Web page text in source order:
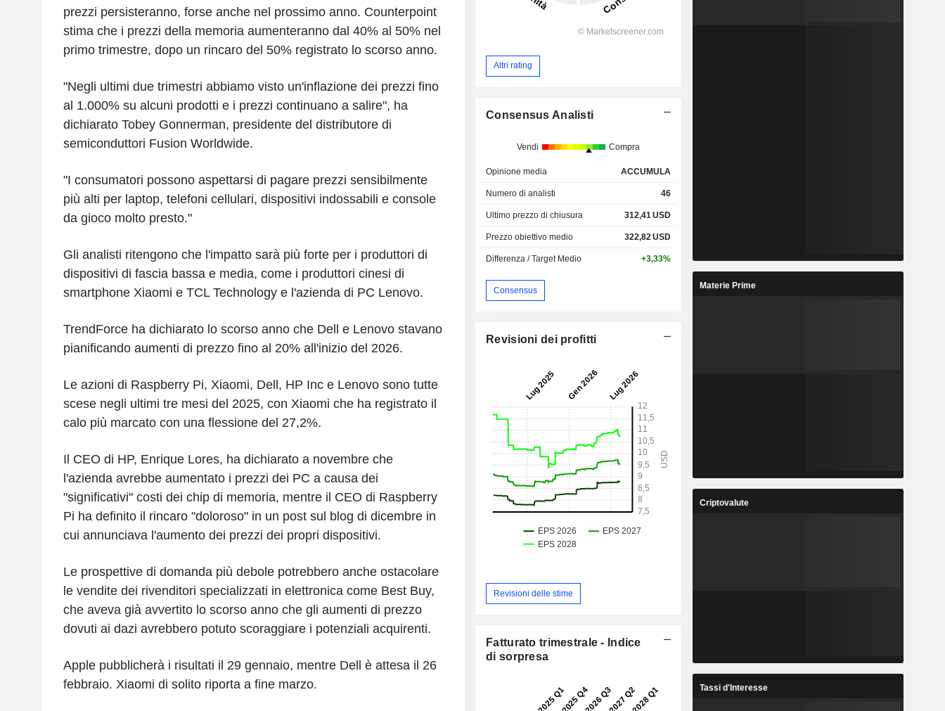
prezzi persisteranno, forse anche nel prossimo anno. Counterpoint
stima che i prezzi della memoria aumenteranno dal 40% al 50% nel
primo trimestre, dopo un rincaro del 50% registrato lo scorso anno.
"Negli ultimi due trimestri abbiamo visto un'inflazione dei prezzi fino
al 1.000% su alcuni prodotti e i prezzi continuano a salire", ha
dichiarato Tobey Gonnerman, presidente del distributore di
semiconduttori Fusion Worldwide.
"I consumatori possono aspettarsi di pagare prezzi sensibilmente
più alti per laptop, telefoni cellulari, dispositivi indossabili e console
da gioco molto presto."
Gli analisti ritengono che l'impatto sarà più forte per i produttori di
dispositivi di fascia bassa e media, come i produttori cinesi di
smartphone Xiaomi e TCL Technology e l'azienda di PC Lenovo.
TrendForce ha dichiarato lo scorso anno che Dell e Lenovo stavano
pianificando aumenti di prezzo fino al 20% all'inizio del 2026.
Le azioni di Raspberry Pi, Xiaomi, Dell, HP Inc e Lenovo sono tutte
scese negli ultimi tre mesi del 2025, con Xiaomi che ha registrato il
calo più marcato con una flessione del 27,2%.
Il CEO di HP, Enrique Lores, ha dichiarato a novembre che
l'azienda avrebbe aumentato i prezzi dei PC a causa dei
"significativi" costi dei chip di memoria, mentre il CEO di Raspberry
Pi ha definito il rincaro "doloroso" in un post sul blog di dicembre in
cui annunciava l'aumento dei prezzi dei propri dispositivi.
Le prospettive di domanda più debole potrebbero anche ostacolare
le vendite dei rivenditori specializzati in elettronica come Best Buy,
che aveva già avvertito lo scorso anno che gli aumenti di prezzo
dovuti ai dazi avrebbero potuto scoraggiare i potenziali acquirenti.
Apple pubblicherà i risultati il 29 gennaio, mentre Dell è attesa il 26
febbraio. Xiaomi di solito riporta a fine marzo.
Altri rating
Consensus Analisti
Vendi Compra
Opinione media ACCUMULA
Numero di analisti 46
Ultimo prezzo di chiusura 312,41USD
Prezzo obiettivo medio 322,82USD
Differenza / Target Medio +3,33%
Consensus
Revisioni dei profitti
Revisioni delle stime
Fatturato trimestrale - Indice
di sorpresa
Materie Prime
Criptovalute
Tassi d'Interesse